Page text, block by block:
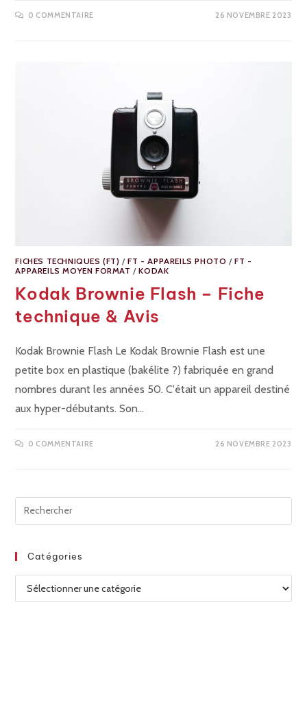
0 COMMENTAIRE 26 NOVEMBRE 2023
FICHES TECHNIQUES (FT) /FT - APPAREILS PHOTO /FT -
APPAREILS MOYEN FORMAT /KODAK
Kodak Brownie Flash – Fiche
technique & Avis
Kodak Brownie Flash Le Kodak Brownie Flash est une
petite box en plastique (bakélite ?) fabriquée en grand
nombres durant les années 50. C'était un appareil destiné
aux hyper-débutants. Son…
0 COMMENTAIRE 26 NOVEMBRE 2023
Catégories